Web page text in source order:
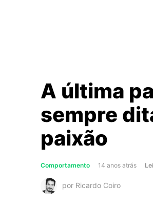
A última
sempre
paixão
Comportamento 14 anos atrás
por Ricardo Coiro